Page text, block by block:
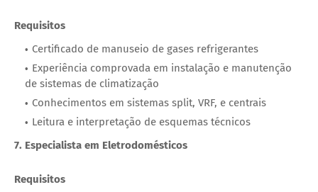
Requisitos
Certificado de manuseio de gases refrigerantes
Experiência comprovada em instalação e manutenção
de sistemas de climatização
Conhecimentos em sistemas split, VRF, e centrais
Leitura e interpretação de esquemas técnicos
7. Especialista em Eletrodomésticos
Requisitos